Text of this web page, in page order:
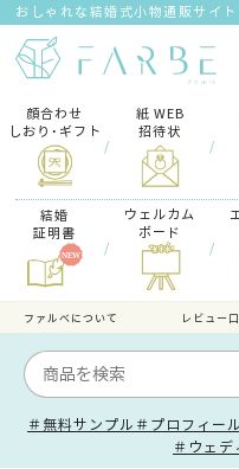
おしゃれな結婚式小物通販サイ
顔合わせ
しおり･ギフト
/
紙 WEB
招待状
/
結婚
証明書
/
ウェルカム
ボード
/
ファルべについて レビュー
＃無料サンプル ＃プロフィー
＃ウェデ